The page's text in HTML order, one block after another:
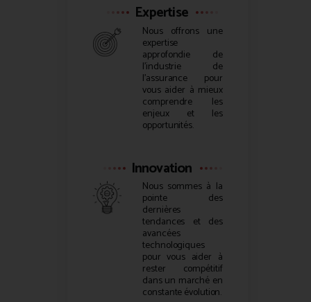
Expertise
Nous offrons une
expertise
approfondie de
l’industrie de
l’assurance pour
vous aider à mieux
comprendre les
enjeux et les
opportunités.
Innovation
Nous sommes à la
pointe des
dernières
tendances et des
avancées
technologiques
pour vous aider à
rester compétitif
dans un marché en
constante évolution.